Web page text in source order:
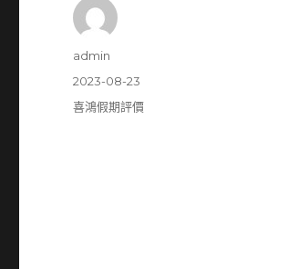
作
admin
發
佈
2023-08-23
分
喜鴻假期評價